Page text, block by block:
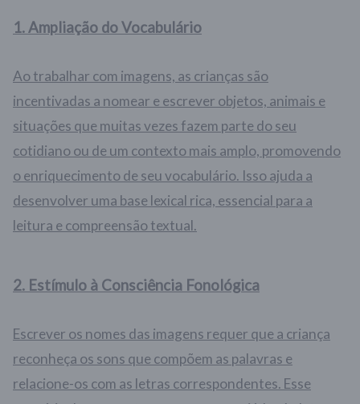
1.Ampliação do Vocabulário
Ao trabalhar com imagens, as crianças são
incentivadas a nomear e escrever objetos, animais e
situações que muitas vezes fazem parte do seu
cotidiano ou de um contexto mais amplo, promovendo
o enriquecimento de seu vocabulário. Isso ajuda a
desenvolver uma base lexical rica, essencial para a
leitura e compreensão textual.
2. Estímulo à Consciência Fonológica
Escrever os nomes das imagens requer que a criança
reconheça os sons que compõem as palavras e
relacione-os com as letras correspondentes. Esse